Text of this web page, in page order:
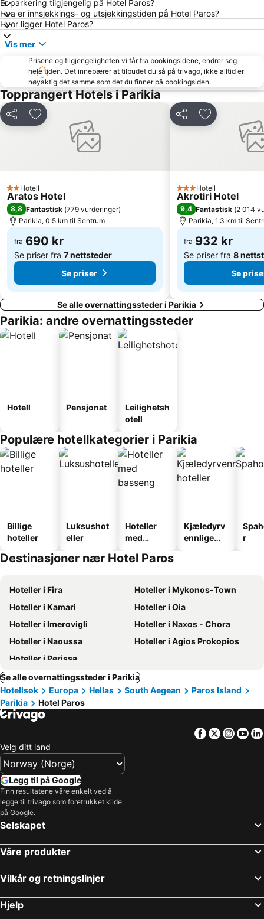
Mykonos New Port
Herronisos
Limani Parikia
Mikri Vigla
Ornos Beach
Livadia beach
Martselo
Santa Maria
Platy Yialos Beach
Paradise Beach
Limani Naxou
Chora Naxou
Mykonos Island National Airport
1. Antanaklasis Music Festival Mykonos
Er parkering tilgjengelig på Hotel Paros?
Hva er innsjekkings- og utsjekkingstiden på Hotel Paros?
Hvor ligger Hotel Paros?
Vis mer
Prisene og tilgjengeligheten vi får fra bookingsidene, endrer seg
hele tiden. Det innebærer at tilbudet du så på trivago, ikke alltid er
nøyaktig det samme som det du finner på bookingsiden.
Topprangert Hotels i Parikia
Del Legg til i favoritter
2 Stjerner
Hotell
Aratos Hotel
8,8 Fantastisk (779 vurderinger)
Parikia, 0.5 km til Sentrum
fra 690 kr
Se priser fra 7 nettsteder
Se priser
Del Legg til i
3 Stjerner
Hotell
Akrotiri Hotel
9,4 Fantastisk (2 014
Parikia, 1.3 km til
fra 932 kr
Se priser fra 8
Se
Se alle overnattingssteder i Parikia
Parikia: andre overnattingssteder
Hotell Pensjonat
Leilighetsh
otell
Populære hotellkategorier i Parikia
Billige
hoteller
Luksushot
eller
Hoteller
med
Kjæledyrv
ennlige
r
Destinasjoner nær Hotel Paros
Hoteller i Fira
Hoteller i Mykonos-Town
Hoteller i Kamari
Hoteller i Oia
Hoteller i Imerovigli
Hoteller i Naxos - Chora
Hoteller i Naoussa
Hoteller i Agios Prokopios
Hoteller i Perissa
Se alle overnattingssteder i Parikia
Hotellsøk
Europa Hellas South Aegean
Paros Island
Parikia
Hotel Paros
Facebook
Twitter
Velg ditt land
Legg til på Google
Finn resultatene våre enkelt ved å
legge til trivago som foretrukket kilde
på Google.
Selskapet
Våre produkter
Vilkår og retningslinjer
Hjelp